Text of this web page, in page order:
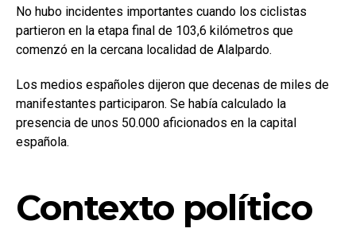
No hubo incidentes importantes cuando los ciclistas
partieron en la etapa final de 103,6 kilómetros que
comenzó en la cercana localidad de Alalpardo.
Los medios españoles dijeron que decenas de miles de
manifestantes participaron. Se había calculado la
presencia de unos 50.000 aficionados en la capital
española.
Contexto político